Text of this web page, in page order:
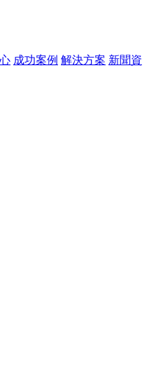
成功案例 解決方案 新聞資